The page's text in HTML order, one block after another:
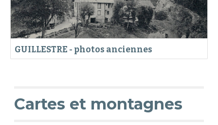
GUILLESTRE - photos anciennes
Cartes et montagnes